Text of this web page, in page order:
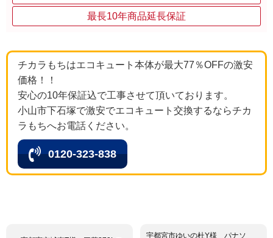
最長10年商品延長保証
チカラもちはエコキュート本体が最大77％OFFの激安
価格！！
安心の10年保証込で工事させて頂いております。
小山市下石塚で激安でエコキュート交換するならチカ
ラもちへお電話ください。
0120-323-838
宇都宮市ゆいの杜Y様 パナソ